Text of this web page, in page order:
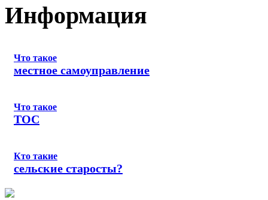
Информация
Что такое
местное самоуправление
Что такое
ТОС
Кто такие
сельские старосты?